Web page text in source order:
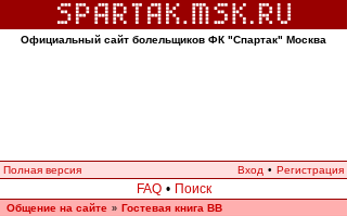
Официальный сайт болельщиков ФК "Спартак" Москва
Полная версия Вход • Регистрация
FAQ • Поиск
Общение на сайте » Гостевая книга ВВ